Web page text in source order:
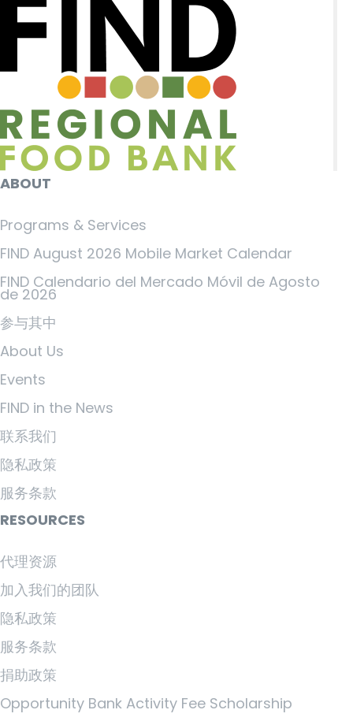
ABOUT
Programs & Services
FIND August 2026 Mobile Market Calendar
FIND Calendario del Mercado Móvil de Agosto
de 2026
参与其中
About Us
Events
FIND in the News
联系我们
隐私政策
服务条款
RESOURCES
代理资源
加入我们的团队
隐私政策
服务条款
捐助政策
Opportunity Bank Activity Fee Scholarship